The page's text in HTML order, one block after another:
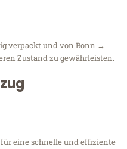
verpackt und von Bonn →
Zustand zu gewährleisten.
eine schnelle und effiziente